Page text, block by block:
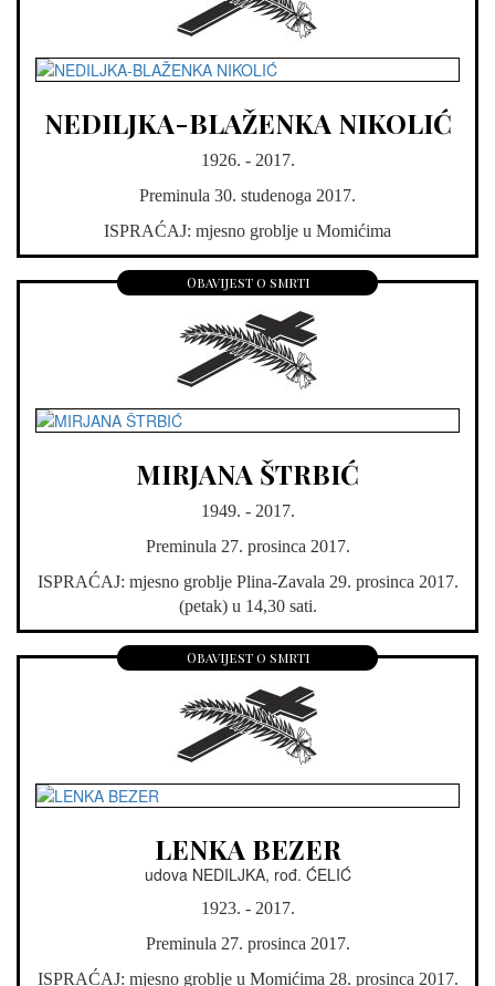
NEDILJKA-BLAŽENKA NIKOLIĆ
1926. - 2017.
Preminula 30. studenoga 2017.
ISPRAĆAJ: mjesno groblje u Momićima
Obavijest o smrti
MIRJANA ŠTRBIĆ
1949. - 2017.
Preminula 27. prosinca 2017.
ISPRAĆAJ: mjesno groblje Plina-Zavala 29. prosinca 2017.
(petak) u 14,30 sati.
Obavijest o smrti
LENKA BEZER
udova NEDILJKA, rođ. ĆELIĆ
1923. - 2017.
Preminula 27. prosinca 2017.
ISPRAĆAJ: mjesno groblje u Momićima 28. prosinca 2017.